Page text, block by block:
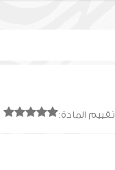
تقييم المادة: